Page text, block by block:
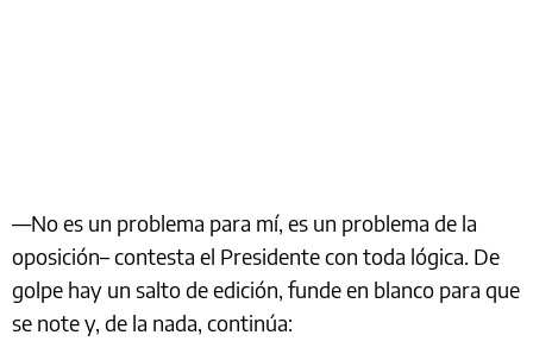
—No es un problema para mí, es un problema de la
oposición– contesta el Presidente con toda lógica. De
golpe hay un salto de edición, funde en blanco para que
se note y, de la nada, continúa: